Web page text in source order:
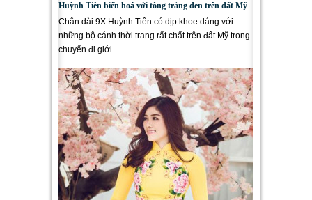
Huỳnh Tiên biến hoá với tông trắng đen trên đất Mỹ
Chân dài 9X Huỳnh Tiên có dịp khoe dáng với
những bộ cánh thời trang rất chất trên đất Mỹ trong
chuyến đi giới...